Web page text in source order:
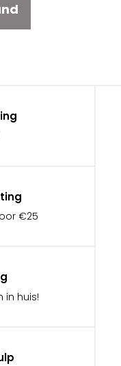
€25
in huis!